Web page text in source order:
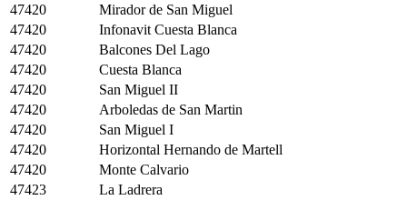
47420
Mirador de San Miguel
47420
Infonavit Cuesta Blanca
47420
Balcones Del Lago
47420
Cuesta Blanca
47420
San Miguel II
47420
Arboledas de San Martin
47420
San Miguel I
47420
Horizontal Hernando de Martell
47420
Monte Calvario
47423
La Ladrera